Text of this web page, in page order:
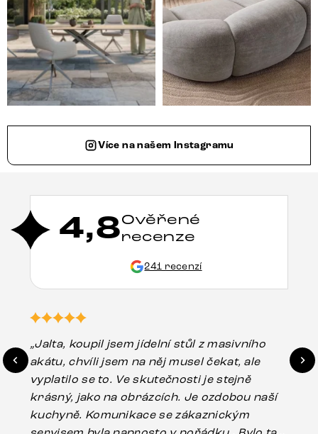
Více na našem Instagramu
4,8Ověřené
recenze
241 recenzí
„Jalta, koupil jsem jídelní stůl z masivního
akátu, chvíli jsem na něj musel čekat, ale
vyplatilo se to. Ve skutečnosti je stejně
krásný, jako na obrázcích. Je ozdobou naší
kuchyně. Komunikace se zákaznickým